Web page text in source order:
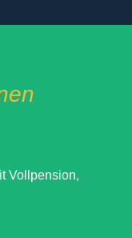
Vollpension,